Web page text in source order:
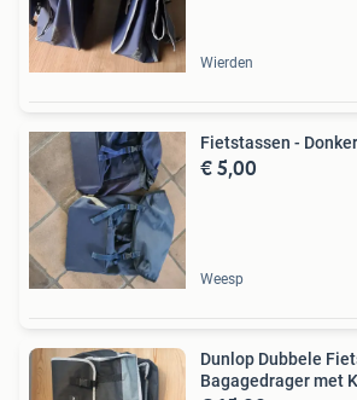
Wierden
Fietstassen -
€ 5,00
Weesp
Dunlop Dubbele
Bagagedrager met